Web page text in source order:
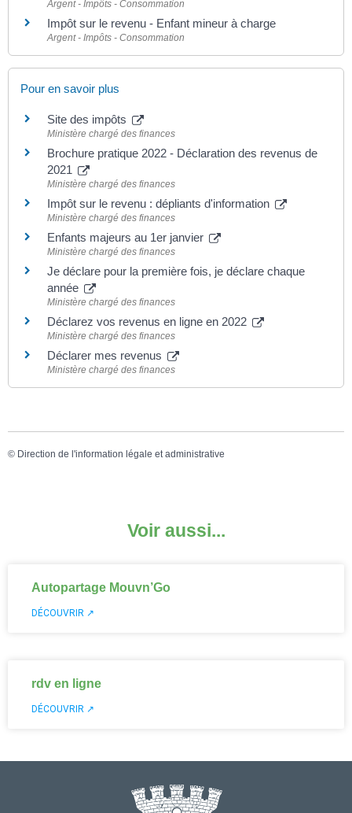
Argent - Impôts - Consommation
Impôt sur le revenu - Enfant mineur à charge
Argent - Impôts - Consommation
Pour en savoir plus
Site des impôts
Ministère chargé des finances
Brochure pratique 2022 - Déclaration des revenus de
2021
Ministère chargé des finances
Impôt sur le revenu : dépliants d'information
Ministère chargé des finances
Enfants majeurs au 1er janvier
Ministère chargé des finances
Je déclare pour la première fois, je déclare chaque
année
Ministère chargé des finances
Déclarez vos revenus en ligne en 2022
Ministère chargé des finances
Déclarer mes revenus
Ministère chargé des finances
© Direction de l'information légale et administrative
Voir aussi...
Autopartage Mouvn’Go
DÉCOUVRIR ↗
rdv en ligne
DÉCOUVRIR ↗